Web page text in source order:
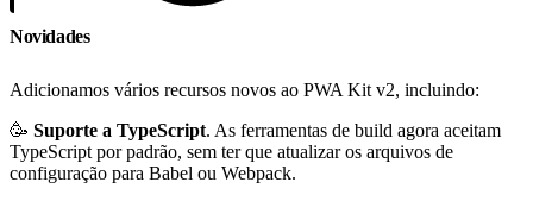
Novidades
Adicionamos vários recursos novos ao PWA Kit v2, incluindo:
🥳 Suporte a TypeScript. As ferramentas de build agora aceitam
TypeScript por padrão, sem ter que atualizar os arquivos de
configuração para Babel ou Webpack.